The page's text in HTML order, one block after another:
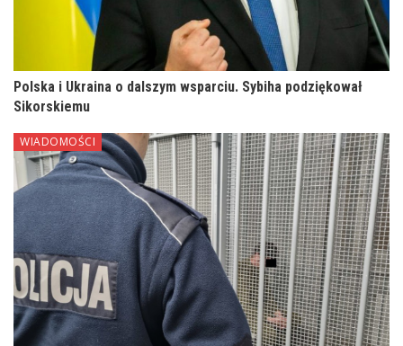
Polska i Ukraina o dalszym wsparciu. Sybiha podziękował
Sikorskiemu
WIADOMOŚCI